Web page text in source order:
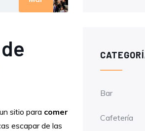
sitio para comer
escapar de las
Bar
Cafetería